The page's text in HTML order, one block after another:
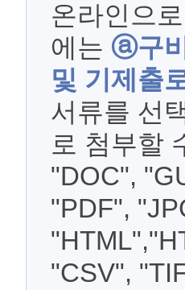
온라인으
에는 ⓐ구
및 기제출
서류를 선
로 첨부할
"DOC",
"PDF",
"CSV",